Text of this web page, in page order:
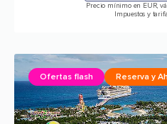
Precio mínimo en EUR,
Impuestos y
Ofertas flash Reserva y